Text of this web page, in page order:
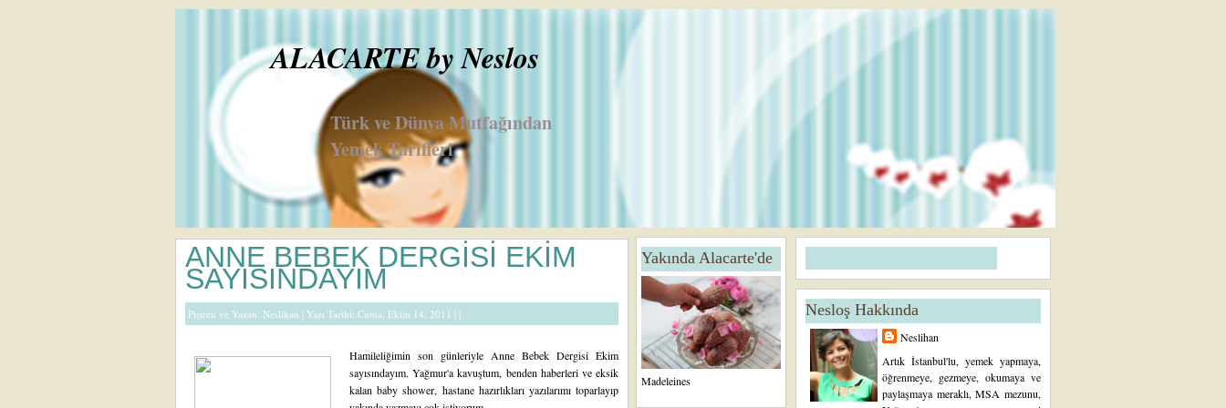
ALACARTE by Neslos
Türk ve Dünya Mutfağından
Yemek Tarifleri
ANNE BEBEK DERGİSİ EKİM
SAYISINDAYIM
Pişiren ve Yazan: Neslihan | Yazı Tarihi: Cuma, Ekim 14, 2011 | |
Hamileliğimin son günleriyle Anne Bebek Dergisi Ekim
sayısındayım. Yağmur'a kavuştum, benden haberleri ve eksik
kalan baby shower, hastane hazırlıkları yazılarımı toparlayıp
A
S
Yakında Alacarte'de
Madeleines
Nesloş Hakkında
Neslihan
Artık İstanbul'lu, yemek yapmaya,
öğrenmeye, gezmeye, okumaya ve
paylaşmaya meraklı, MSA mezunu,